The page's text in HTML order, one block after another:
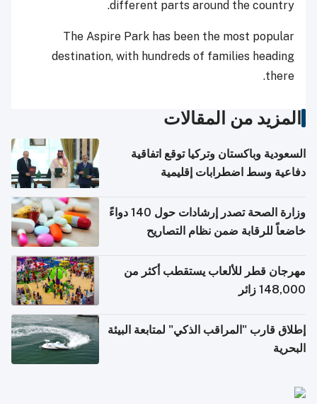
different parts around the country.
The Aspire Park has been the most popular
destination, with hundreds of families heading
there.
المزيد من المقالات
السعودية وباكستان وتركيا توقع اتفاقية
دفاعية وسط اضطرابات إقليمية
وزارة الصحة تصدر إرشادات حول 140 دواءً
خاضعاً للرقابة ضمن نظام التصاريح
مهرجان قطر للألعاب يستقطب أكثر من
148,000 زائر
إطلاق قارب "المراقب الذكي" لمتابعة البيئة
البحرية